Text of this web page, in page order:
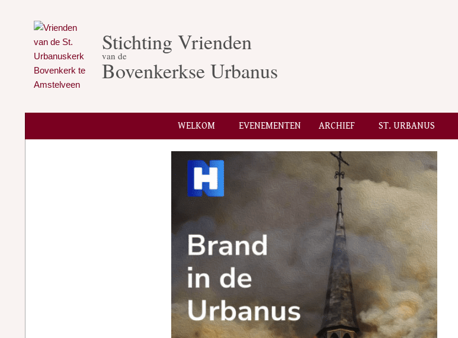
Stichting Vrienden
van de
Bovenkerkse Urbanus
Secondary
Menu
WELKOM EVENEMENTEN ARCHIEF ST. URBANUS